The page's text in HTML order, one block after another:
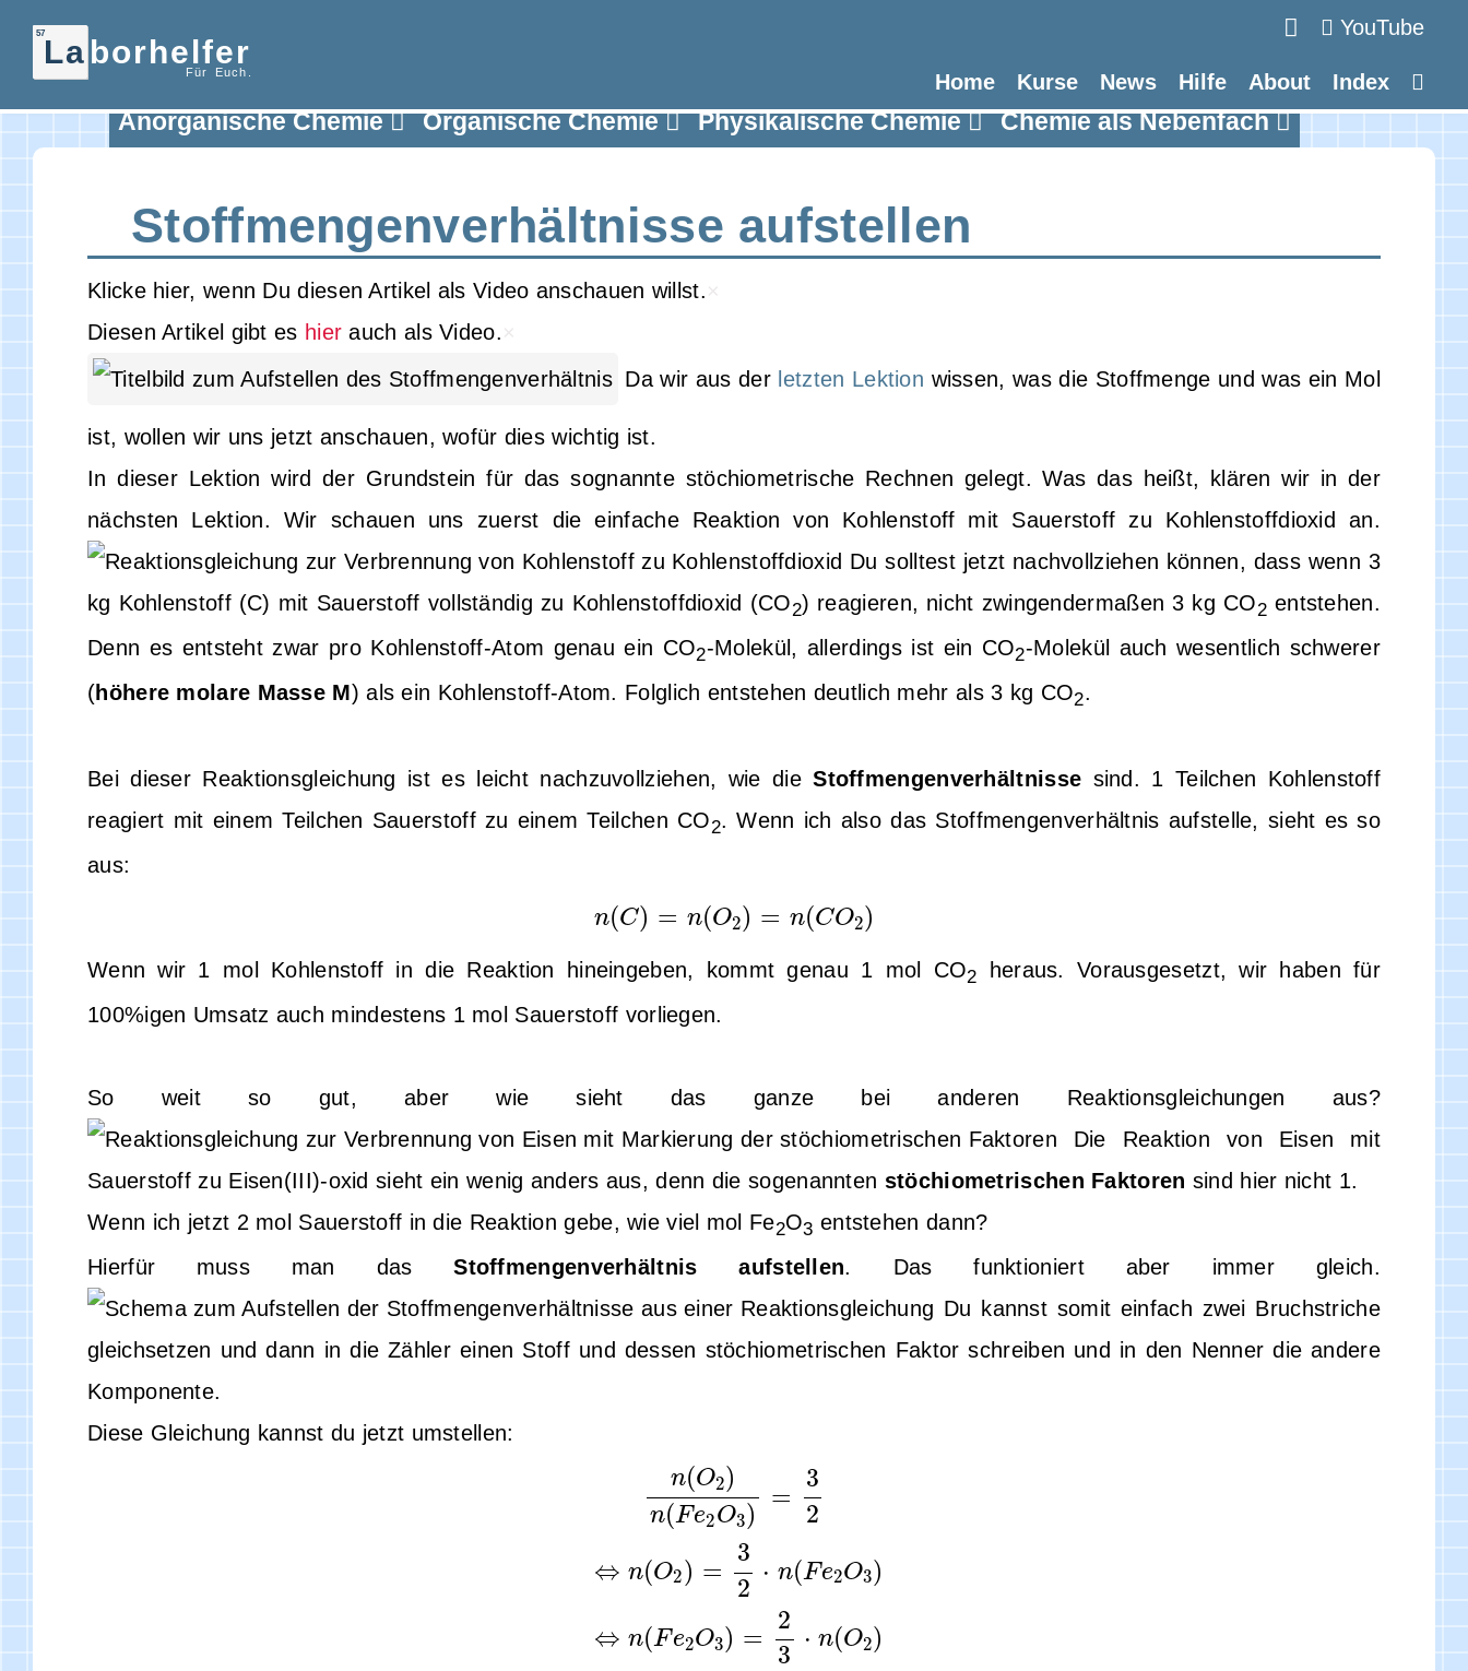
57
La borhelfer
Für Euch.
YouTube
Index
About
Hilfe
News
Kurse
Home
Anorganische Chemie Organische Chemie Physikalische Chemie Chemie als Nebenfach
Stoffmengen­verhältnisse aufstellen
Klicke hier, wenn Du diesen Artikel als Video anschauen willst.
Diesen Artikel gibt es hier auch als Video.
Da wir aus der letzten Lektion wissen, was die Stoffmenge und was ein Mol
ist, wollen wir uns jetzt anschauen, wofür dies wichtig ist.
In dieser Lektion wird der Grundstein für das sognannte stöchiometrische Rechnen gelegt. Was das heißt, klären wir in der
nächsten Lektion. Wir schauen uns zuerst die einfache Reaktion von Kohlenstoff mit Sauerstoff zu Kohlenstoffdioxid an.
Du solltest jetzt nachvollziehen können, dass wenn 3
kg Kohlenstoff (C) mit Sauerstoff vollständig zu Kohlenstoffdioxid (CO2) reagieren, nicht zwingendermaßen 3 kg CO2entstehen.
Denn es entsteht zwar pro Kohlenstoff-Atom genau ein CO2-Molekül, allerdings ist ein CO2-Molekül auch wesentlich schwerer
(höhere molare Masse M) als ein Kohlenstoff-Atom. Folglich entstehen deutlich mehr als 3 kg CO2.
Bei dieser Reaktionsgleichung ist es leicht nachzuvollziehen, wie dieStoffmengenverhältnisse sind. 1 Teilchen Kohlenstoff
reagiert mit einem Teilchen Sauerstoff zu einem Teilchen CO2. Wenn ich also das Stoffmengenverhältnis aufstelle, sieht es so
aus:
n(C) = n(O2) = n(CO2)
(C)= 2)= n 2)
Wenn wir 1 mol Kohlenstoff in die Reaktion hineingeben, kommt genau 1 mol CO2
heraus. Vorausgesetzt, wir haben für
100%igen Umsatz auch mindestens 1 mol Sauerstoff vorliegen.
So weit so gut, aber wie sieht das ganze bei anderen Reaktionsgleichungen aus?
Die Reaktion von Eisen mit
Sauerstoff zu Eisen(III)-oxid sieht ein wenig anders aus, denn die sogenannten stöchiometrischen Faktoren sind hier nicht 1.
Wenn ich jetzt 2 mol Sauerstoff in die Reaktion gebe, wie viel mol Fe2O3 entstehen dann?
Hierfür muss man dasStoffmengenverhältnis aufstellen. Das funktioniert aber immer gleich.
Du kannst somit einfach zwei Bruchstriche
gleichsetzen und dann in die Zähler einen Stoff und dessen stöchiometrischen Faktor schreiben und in den Nenner die andere
Komponente.
Diese Gleichung kannst du jetzt umstellen:
n(O2)
n(Fe2O3)
=
3
2
2)n (F 3)
⇔ n(O2) =
3
2
⋅ n(Fe2O3)
n(
⇔ n(Fe2O3) =
2
3
⋅ n(O2)
n(